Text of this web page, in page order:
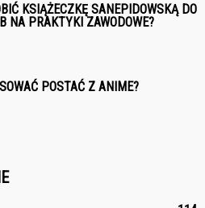
KSIĄŻECZKĘ SANEPIDOWSKĄ DO
NA PRAKTYKI ZAWODOWE?
POSTAĆ Z ANIME?